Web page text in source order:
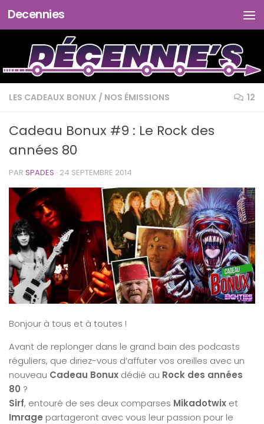
Skip to content
Decennies
LES CADEAUX BONUX / NOS ÉMISSIONS 12
Cadeau Bonux #9 : Le Rock des
années 80
PAR SPADES · 24 SEPTEMBRE 2014
Bonjour à tous et à toutes !
Avant de replonger dans le grand bain des podcasts
réguliers, que diriez-vous d’affuter vos oreilles avec un
nouveau Cadeau Bonux dédié au Rock des années
80 ?
Sirf, entouré de ses deux comparses Mikadotwix et
Imrage partageront avec vous leur passion pour le